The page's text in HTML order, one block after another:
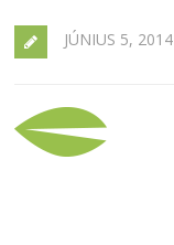
JÚNIUS 5, 2014